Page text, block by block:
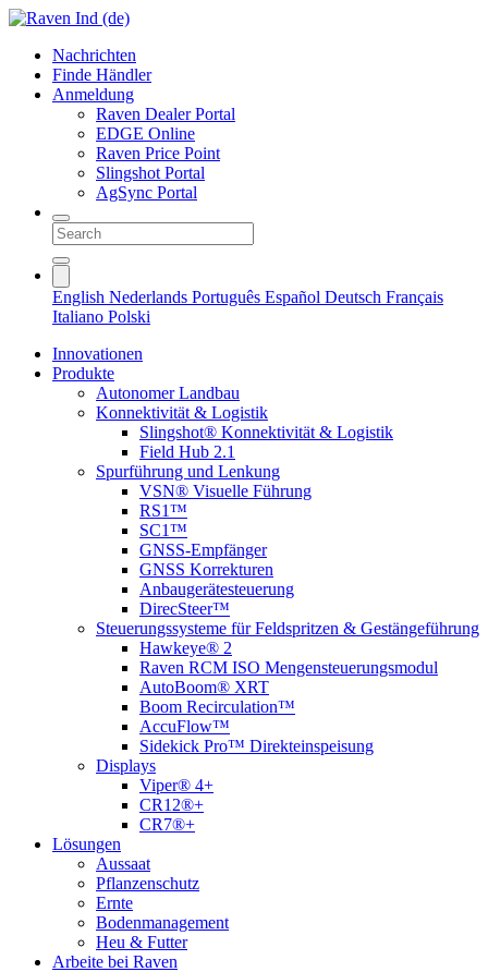
Nachrichten
Finde Händler
Anmeldung
Raven Dealer Portal
EDGE Online
Raven Price Point
Slingshot Portal
AgSync Portal
English Nederlands Português Español Deutsch Français
Italiano Polski
Innovationen
Produkte
Autonomer Landbau
Konnektivität & Logistik
Slingshot® Konnektivität & Logistik
Field Hub 2.1
Spurführung und Lenkung
VSN® Visuelle Führung
RS1™
SC1™
GNSS-Empfänger
GNSS Korrekturen
Anbaugerätesteuerung
DirecSteer™
Steuerungssysteme für Feldspritzen & Gestängeführung
Hawkeye® 2
Raven RCM ISO Mengensteuerungsmodul
AutoBoom® XRT
Boom Recirculation™
AccuFlow™
Sidekick Pro™ Direkteinspeisung
Displays
Viper® 4+
CR12®+
CR7®+
Lösungen
Aussaat
Pflanzenschutz
Ernte
Bodenmanagement
Heu & Futter
Arbeite bei Raven